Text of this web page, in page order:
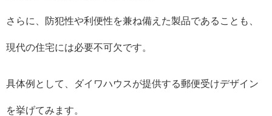
さらに、防犯性や利便性を兼ね備えた製品であることも、
現代の住宅には必要不可欠です。
具体例として、ダイワハウスが提供する郵便受けデザイン
を挙げてみます。